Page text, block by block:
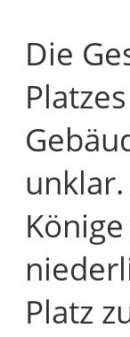
Die
Platz